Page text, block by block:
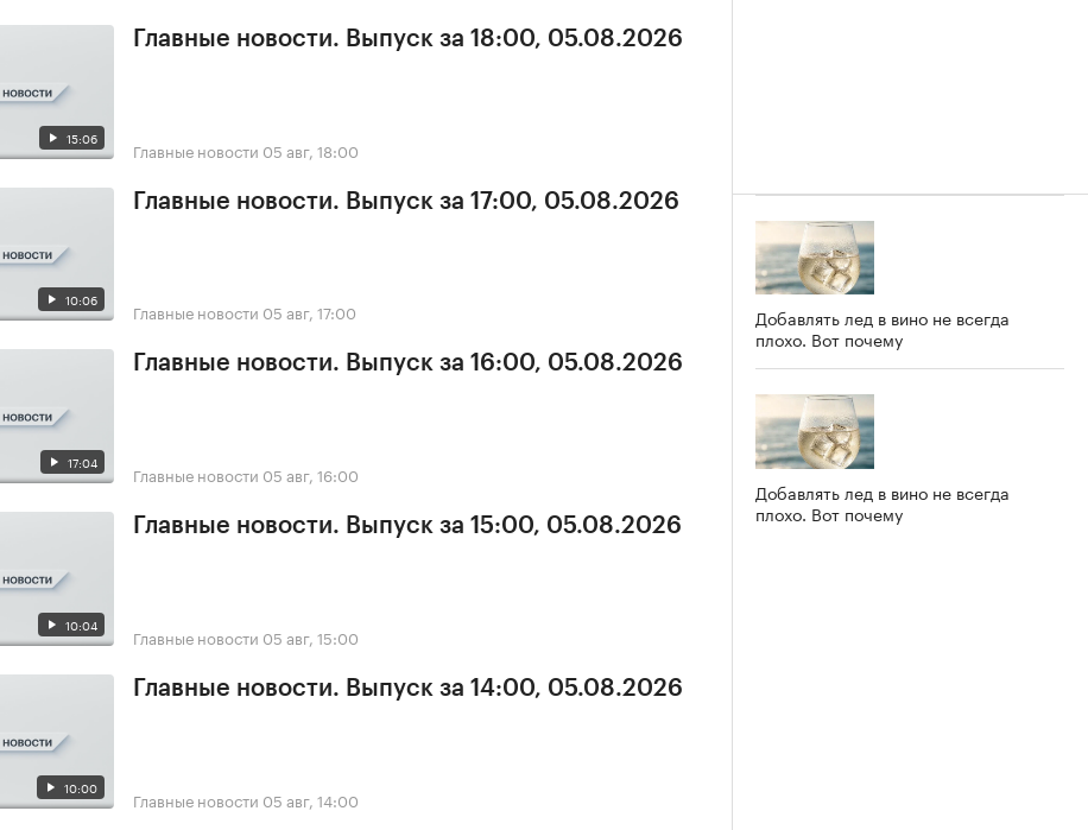
15:06
Главные новости. Выпуск за 18:00, 05.08.2026
Главные новости 05 авг, 18:00
10:06
Главные новости. Выпуск за 17:00, 05.08.2026
Главные новости 05 авг, 17:00
17:04
Главные новости. Выпуск за 16:00, 05.08.2026
Главные новости 05 авг, 16:00
10:04
Главные новости. Выпуск за 15:00, 05.08.2026
Главные новости 05 авг, 15:00
10:00
Главные новости. Выпуск за 14:00, 05.08.2026
Главные новости 05 авг, 14:00
Добавлять лед в вино не всегда
плохо. Вот почему
Добавлять лед в вино не всегда
плохо. Вот почему